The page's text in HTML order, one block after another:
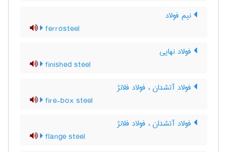
نیم فولاد
ferrosteel
فولاد نهایی
finished steel
فولاد آتشدان ، فولاد فلانژ
fire-box steel
فولاد آتشدان ، فولاد فلانژ
flange steel